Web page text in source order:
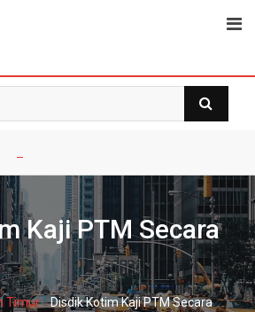
Kaji PTM Secara
Timur-Disdik Kotim Kaji PTM Secara